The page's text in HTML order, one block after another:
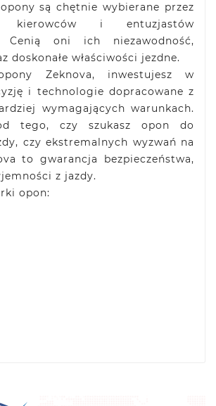
są chętnie wybierane przez
kierowców i entuzjastów
Cenią oni ich niezawodność,
doskonałe właściwości jezdne.
Zeknova, inwestujesz w
i technologie dopracowane z
wymagających warunkach.
tego, czy szukasz opon do
czy ekstremalnych wyzwań na
to gwarancja bezpieczeństwa,
z jazdy.
opon: